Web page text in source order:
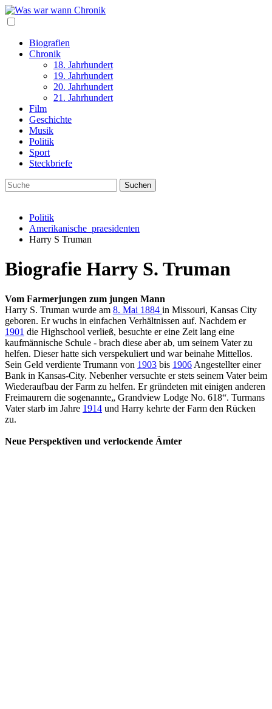
Biografien
Chronik
18. Jahrhundert
19. Jahrhundert
20. Jahrhundert
21. Jahrhundert
Film
Geschichte
Musik
Politik
Sport
Steckbriefe
Politik
Amerikanische_praesidenten
Harry S Truman
Biografie Harry S. Truman
Vom Farmerjungen zum jungen Mann
Harry S. Truman wurde am 8. Mai 1884 in Missouri, Kansas City
geboren. Er wuchs in einfachen Verhältnissen auf. Nachdem er
1901 die Highschool verließ, besuchte er eine Zeit lang eine
kaufmännische Schule - brach diese aber ab, um seinem Vater zu
helfen. Dieser hatte sich verspekuliert und war beinahe Mittellos.
Sein Geld verdiente Trumann von 1903 bis 1906 Angestellter einer
Bank in Kansas-City. Nebenher versuchte er stets seinem Vater beim
Wiederaufbau der Farm zu helfen. Er gründeten mit einigen anderen
Freimaurern die sogenannte„ Grandview Lodge No. 618“. Turmans
Vater starb im Jahre 1914 und Harry kehrte der Farm den Rücken
zu.
Neue Perspektiven und verlockende Ämter